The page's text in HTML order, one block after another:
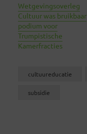
Wetgevingsoverleg
Cultuur was bruikbaar
podium voor
Trumpistische
Kamerfracties
cultuureducatie
subsidie